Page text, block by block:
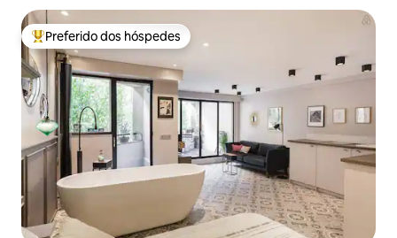
Entre os melhores preferidos dos hóspedes
Preferido dos hóspedes